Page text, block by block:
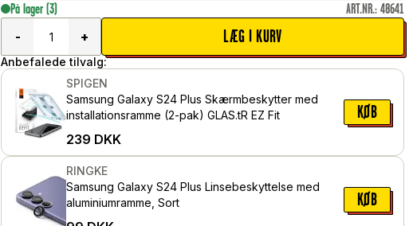
På lager (3) ART.NR.: 48641
-
+ LÆG I KURV
Anbefalede tilvalg:
SPIGEN
Samsung Galaxy S24 Plus Skærmbeskytter med
installationsramme (2-pak) GLAS.tR EZ Fit
239 DKK
KØB
RINGKE
Samsung Galaxy S24 Plus Linsebeskyttelse med
aluminiumramme, Sort
KØB